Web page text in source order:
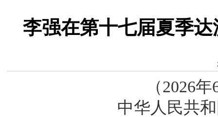
李强在第十七届夏季
（2026
中华人民共